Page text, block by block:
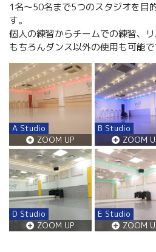
1名～50名まで5つのスタジオを目
す。
個人の練習からチームでの練習、
もちろんダンス以外の使用も可能で
A Studio
ZOOM UP
B Studio
ZOOM
D Studio
ZOOM UP
E Studio
ZOOM